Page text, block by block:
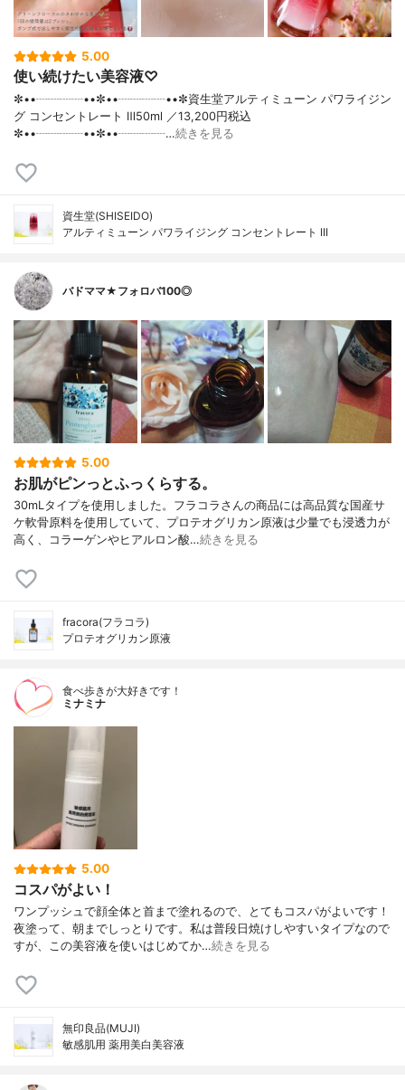
5.00
使い続けたい美容液♡
✼••┈┈┈┈••✼••┈┈┈┈••✼資生堂アルティミューン パワライジン
グ コンセントレート Ⅲ50ml ／13,200円税込
✼••┈┈┈┈••✼••┈┈┈┈…続きを見る
資生堂(SHISEIDO)
アルティミューン パワライジング コンセントレート III
バドママ★フォロバ100◎
5.00
お肌がピンっとふっくらする。
30mLタイプを使用しました。フラコラさんの商品には高品質な国産サ
ケ軟骨原料を使用していて、プロテオグリカン原液は少量でも浸透力が
高く、コラーゲンやヒアルロン酸…続きを見る
fracora(フラコラ)
プロテオグリカン原液
食べ歩きが大好きです！
ミナミナ
5.00
コスパがよい！
ワンプッシュで顔全体と首まで塗れるので、とてもコスパがよいです！
夜塗って、朝までしっとりです。私は普段日焼けしやすいタイプなので
すが、この美容液を使いはじめてか…続きを見る
無印良品(MUJI)
敏感肌用 薬用美白美容液